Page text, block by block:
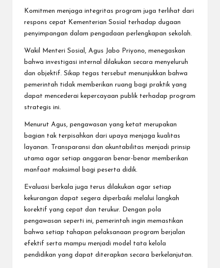
Komitmen menjaga integritas program juga terlihat dari
respons cepat Kementerian Sosial terhadap dugaan
penyimpangan dalam pengadaan perlengkapan sekolah.
Wakil Menteri Sosial, Agus Jabo Priyono, menegaskan
bahwa investigasi internal dilakukan secara menyeluruh
dan objektif. Sikap tegas tersebut menunjukkan bahwa
pemerintah tidak memberikan ruang bagi praktik yang
dapat mencederai kepercayaan publik terhadap program
strategis ini.
Menurut Agus, pengawasan yang ketat merupakan
bagian tak terpisahkan dari upaya menjaga kualitas
layanan. Transparansi dan akuntabilitas menjadi prinsip
utama agar setiap anggaran benar-benar memberikan
manfaat maksimal bagi peserta didik.
Evaluasi berkala juga terus dilakukan agar setiap
kekurangan dapat segera diperbaiki melalui langkah
korektif yang cepat dan terukur. Dengan pola
pengawasan seperti ini, pemerintah ingin memastikan
bahwa setiap tahapan pelaksanaan program berjalan
efektif serta mampu menjadi model tata kelola
pendidikan yang dapat diterapkan secara berkelanjutan.